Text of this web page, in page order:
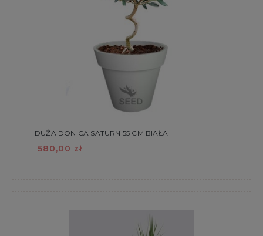
DUŻA DONICA SATURN 55 CM BIAŁA
580,00 zł